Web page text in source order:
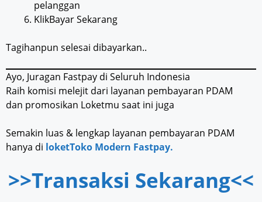
pelanggan
KlikBayar Sekarang
Tagihanpun selesai dibayarkan..
Ayo, Juragan Fastpay di Seluruh Indonesia
Raih komisi melejit dari layanan pembayaran PDAM
dan promosikan Loketmu saat ini juga
Semakin luas & lengkap layanan pembayaran PDAM
hanya di loketToko Modern Fastpay.
>>Transaksi Sekarang<<